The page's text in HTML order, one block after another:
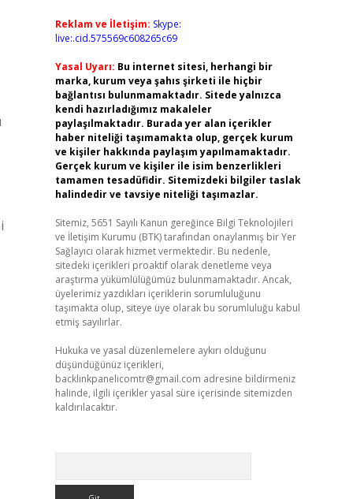
Reklam ve İletişim: Skype:
live:.cid.575569c608265c69
Yasal Uyarı: Bu internet sitesi, herhangi bir
marka, kurum veya şahıs şirketi ile hiçbir
bağlantısı bulunmamaktadır. Sitede yalnızca
kendi hazırladığımız makaleler
paylaşılmaktadır. Burada yer alan içerikler
haber niteliği taşımamakta olup, gerçek kurum
ve kişiler hakkında paylaşım yapılmamaktadır.
Gerçek kurum ve kişiler ile isim benzerlikleri
tamamen tesadüfidir. Sitemizdeki bilgiler taslak
halindedir ve tavsiye niteliği taşımazlar.
Sitemiz, 5651 Sayılı Kanun gereğince Bilgi Teknolojileri
ve İletişim Kurumu (BTK) tarafından onaylanmış bir Yer
Sağlayıcı olarak hizmet vermektedir. Bu nedenle,
sitedeki içerikleri proaktif olarak denetleme veya
araştırma yükümlülüğümüz bulunmamaktadır. Ancak,
üyelerimiz yazdıkları içeriklerin sorumluluğunu
taşımakta olup, siteye üye olarak bu sorumluluğu kabul
etmiş sayılırlar.
Hukuka ve yasal düzenlemelere aykırı olduğunu
düşündüğünüz içerikleri,
backlinkpanelicomtr@gmail.com adresine bildirmeniz
halinde, ilgili içerikler yasal süre içerisinde sitemizden
kaldırılacaktır.